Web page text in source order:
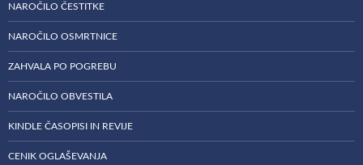
NAROČILO ČESTITKE
NAROČILO OSMRTNICE
ZAHVALA PO POGREBU
NAROČILO OBVESTILA
KINDLE ČASOPISI IN REVIJE
CENIK OGLAŠEVANJA